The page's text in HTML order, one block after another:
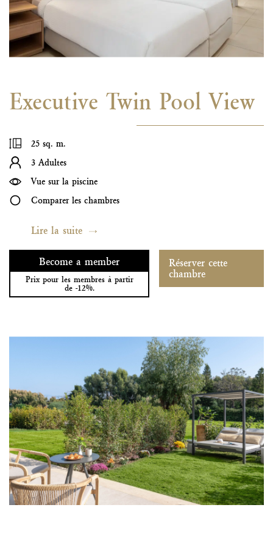
Executive Twin Pool View
25 sq. m.
3 Adultes
Vue sur la piscine
Comparer les chambres
Lire la suite
Become a member
Prix pour les membres à partir
de -12%.
Réserver cette
chambre